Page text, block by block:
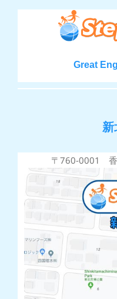
Great
新
〒760-0001 香